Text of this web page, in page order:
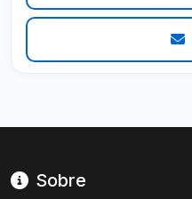
Sobre